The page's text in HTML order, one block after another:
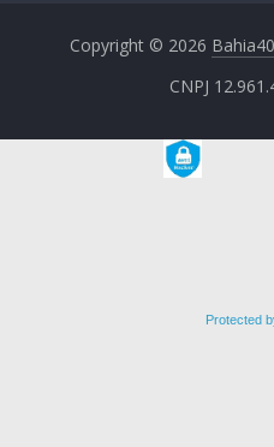
Copyright © 2026
CNPJ
Protected